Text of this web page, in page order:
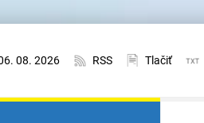
08. 2026 RSS Tlačiť